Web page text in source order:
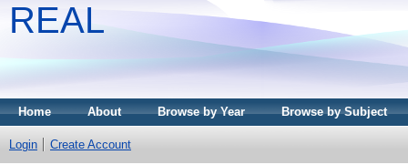
REAL
Home About Browse by Year Browse by Subject
Login Create Account